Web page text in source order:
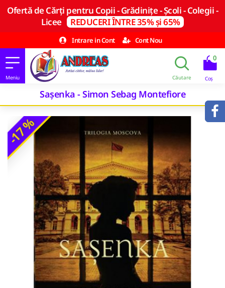
Ofertă de Cărți pentru Copii - Grădinițe - Școli - Colegii -
Licee REDUCERI ÎNTRE 35% și 65%
Intrare in Cont
Cont Nou
0
Saşenka - Simon Sebag Montefiore
-17 %